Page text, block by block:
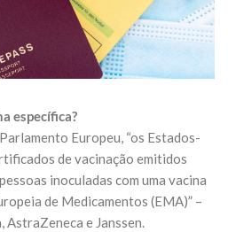
específica?
Europeu, “os Estados-
de vacinação emitidos
inoculadas com uma vacina
de Medicamentos (EMA)” –
e Janssen.